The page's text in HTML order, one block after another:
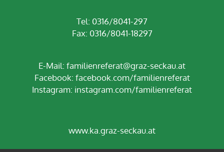
Tel: 0316/8041-297
Fax: 0316/8041-18297
E-Mail: familienreferat@graz-seckau.at
Facebook: facebook.com/familienreferat
Instagram: instagram.com/familienreferat
www.ka.graz-seckau.at